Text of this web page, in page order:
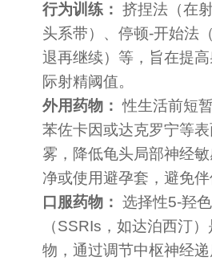
行为训练： 挤捏法（在
头系带）、停顿-开始法
退再继续）等，旨在提
际射精阈值。
外用药物： 性生活前短
苯佐卡因或达克罗宁等
雾，降低龟头局部神经
净或使用避孕套，避免伴
口服药物： 选择性5-羟
（SSRIs，如达泊西汀
物，通过调节中枢神经